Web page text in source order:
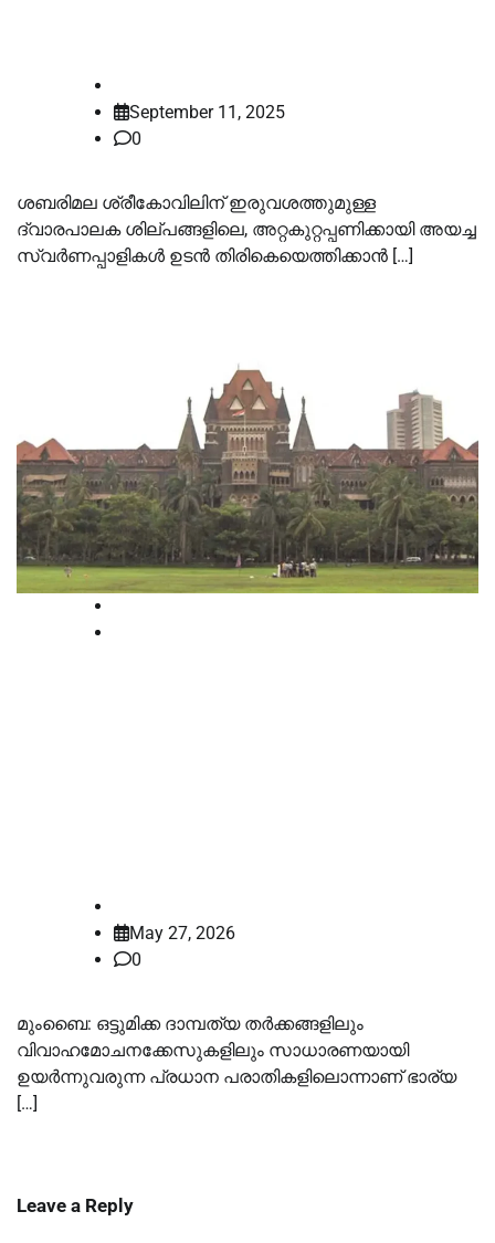
September 11, 2025
0
ശബരിമല ശ്രീകോവിലിന് ഇരുവശത്തുമുള്ള
ദ്വാരപാലക ശില്പങ്ങളിലെ, അറ്റകുറ്റപ്പണിക്കായി അയച്ച
സ്വർണപ്പാളികള്‍ ഉടൻ തിരികെയെത്തിക്കാൻ […]
May 27, 2026
0
മുംബൈ: ഒട്ടുമിക്ക ദാമ്പത്യ തർക്കങ്ങളിലും
വിവാഹമോചനക്കേസുകളിലും സാധാരണയായി
ഉയര്‍ന്നുവരുന്ന പ്രധാന പരാതികളിലൊന്നാണ് ഭാര്യ
[…]
Leave a Reply